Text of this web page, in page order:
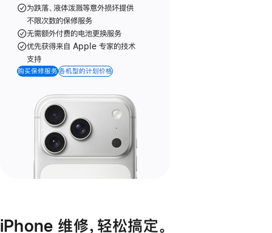
为跌落、液体泼溅等意外损坏提供
不限次数的保修服务
无需额外付费的电池更换服务
优先获得来自 Apple 专家的技术
支持
购买保修服务各机型的计划价格
iPhone 维修，轻松搞定。